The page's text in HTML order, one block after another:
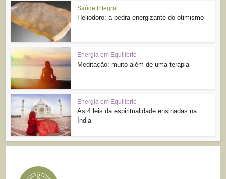
Saúde Integral
Heliodoro: a pedra energizante do otimismo
Energia em Equilíbrio
Meditação: muito além de uma terapia
Energia em Equilíbrio
As 4 leis da espiritualidade ensinadas na
Índia